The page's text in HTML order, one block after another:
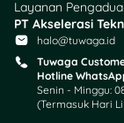
Tabungan
dengan
kompetitif
KTA
Agunan)
Layanan
PT Akselerasi
halo@tuwaga.id
Tuwaga
Hotline
Senin - Minggu:
(Termasuk Hari